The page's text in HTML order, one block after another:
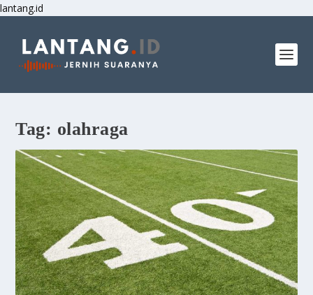
lantang.id
Tag: olahraga